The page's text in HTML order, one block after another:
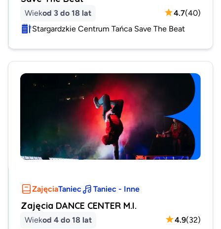
Wiekod 3 do 18 lat 4.7(40)
Stargardzkie Centrum Tańca Save The Beat
ZajęciaTaniec Taniec - Inne
Zajęcia DANCE CENTER M.I.
Wiekod 4 do 18 lat 4.9(32)